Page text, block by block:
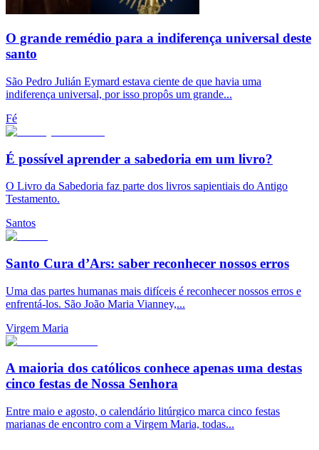
O grande remédio para a indiferença universal deste
santo
São Pedro Julián Eymard estava ciente de que havia uma
indiferença universal, por isso propôs um grande...
Fé
É possível aprender a sabedoria em um livro?
O Livro da Sabedoria faz parte dos livros sapientiais do Antigo
Testamento.
Santos
Santo Cura d’Ars: saber reconhecer nossos erros
Uma das partes humanas mais difíceis é reconhecer nossos erros e
enfrentá-los. São João Maria Vianney,...
Virgem Maria
A maioria dos católicos conhece apenas uma destas
cinco festas de Nossa Senhora
Entre maio e agosto, o calendário litúrgico marca cinco festas
marianas de encontro com a Virgem Maria, todas...